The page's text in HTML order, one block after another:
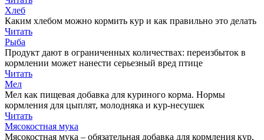
Хлеб
Каким хлебом можно кормить кур и как правильно это делать
Читать
Рыба
Продукт дают в ограниченных количествах: переизбыток в
кормлении может нанести серьезный вред птице
Читать
Мел
Мел как пищевая добавка для куриного корма. Нормы
кормления для цыплят, молодняка и кур-несушек
Читать
Мясокостная мука
Мясокостная мука – обязательная добавка для кормления кур,